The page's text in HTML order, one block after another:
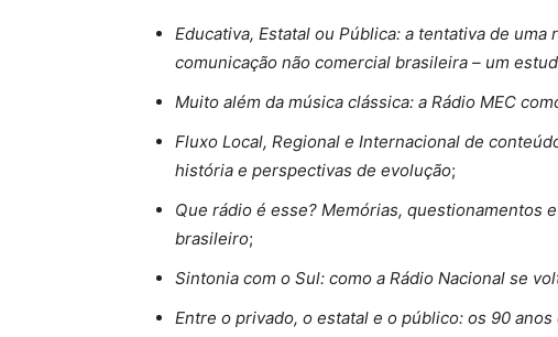
Educativa, Estatal ou Pública: a tentativa de
comunicação não comercial brasileira – um
Muito além da música clássica: a Rádio MEC
Fluxo Local, Regional e Internacional de
história e perspectivas de evolução;
Que rádio é esse? Memórias, questionamentos
brasileiro;
Sintonia com o Sul: como a Rádio Nacional se
Entre o privado, o estatal e o público: os 90